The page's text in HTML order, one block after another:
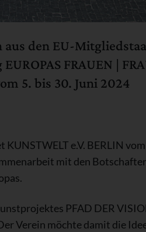
aus den EU-
FRAUEN |
5. bis 30. Juni 2024
e.V. BERLIN
mit den
PFAD DER
Verein möchte damit die